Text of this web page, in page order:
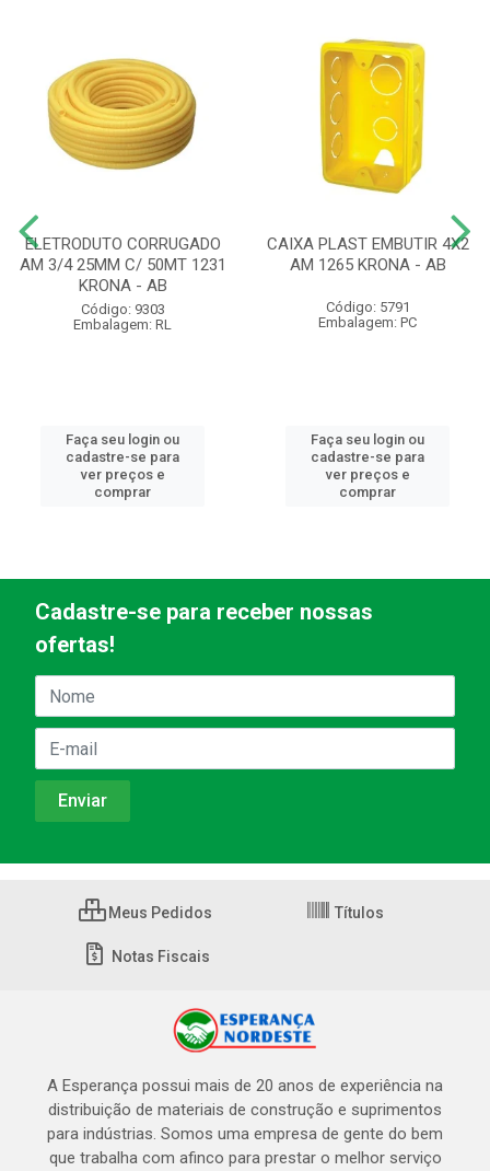
ELETRODUTO CORRUGADO
AM 3/4 25MM C/ 50MT 1231
KRONA - AB
Código: 9303
Embalagem: RL
Faça seu login ou
cadastre-se para
ver preços e
comprar
CAIXA PLAST EMBUTIR 4X2
AM 1265 KRONA - AB
Código: 5791
Embalagem: PC
Faça seu login ou
cadastre-se para
ver preços e
comprar
Cadastre-se para receber nossas
ofertas!
Meus Pedidos Títulos
Notas Fiscais
A Esperança possui mais de 20 anos de experiência na
distribuição de materiais de construção e suprimentos
para indústrias. Somos uma empresa de gente do bem
que trabalha com afinco para prestar o melhor serviço